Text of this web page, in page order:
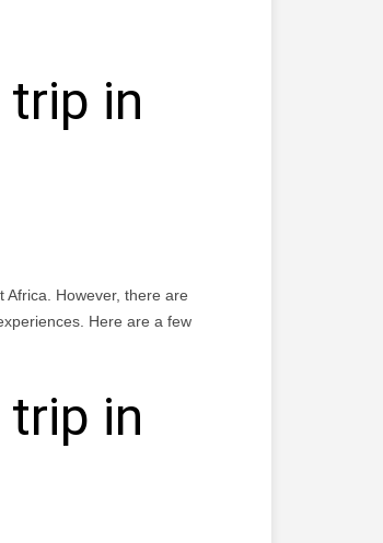
in
Africa. However, there are
Here are a few
in